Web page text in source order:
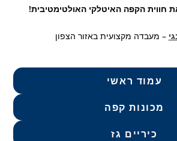
חווית הקפה האיטלקי האולטימטיבית!
– מעבדה מקצועית באזור הצפון
עמוד ראשי
מכונות קפה
כיריים גז